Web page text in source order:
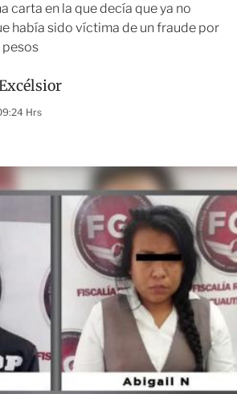
carta en la que decía que ya no
había sido víctima de un fraude por
pesos
Hrs